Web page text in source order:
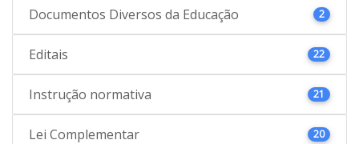
Documentos Diversos da Educação 2
Editais 22
Instrução normativa 21
Lei Complementar 20